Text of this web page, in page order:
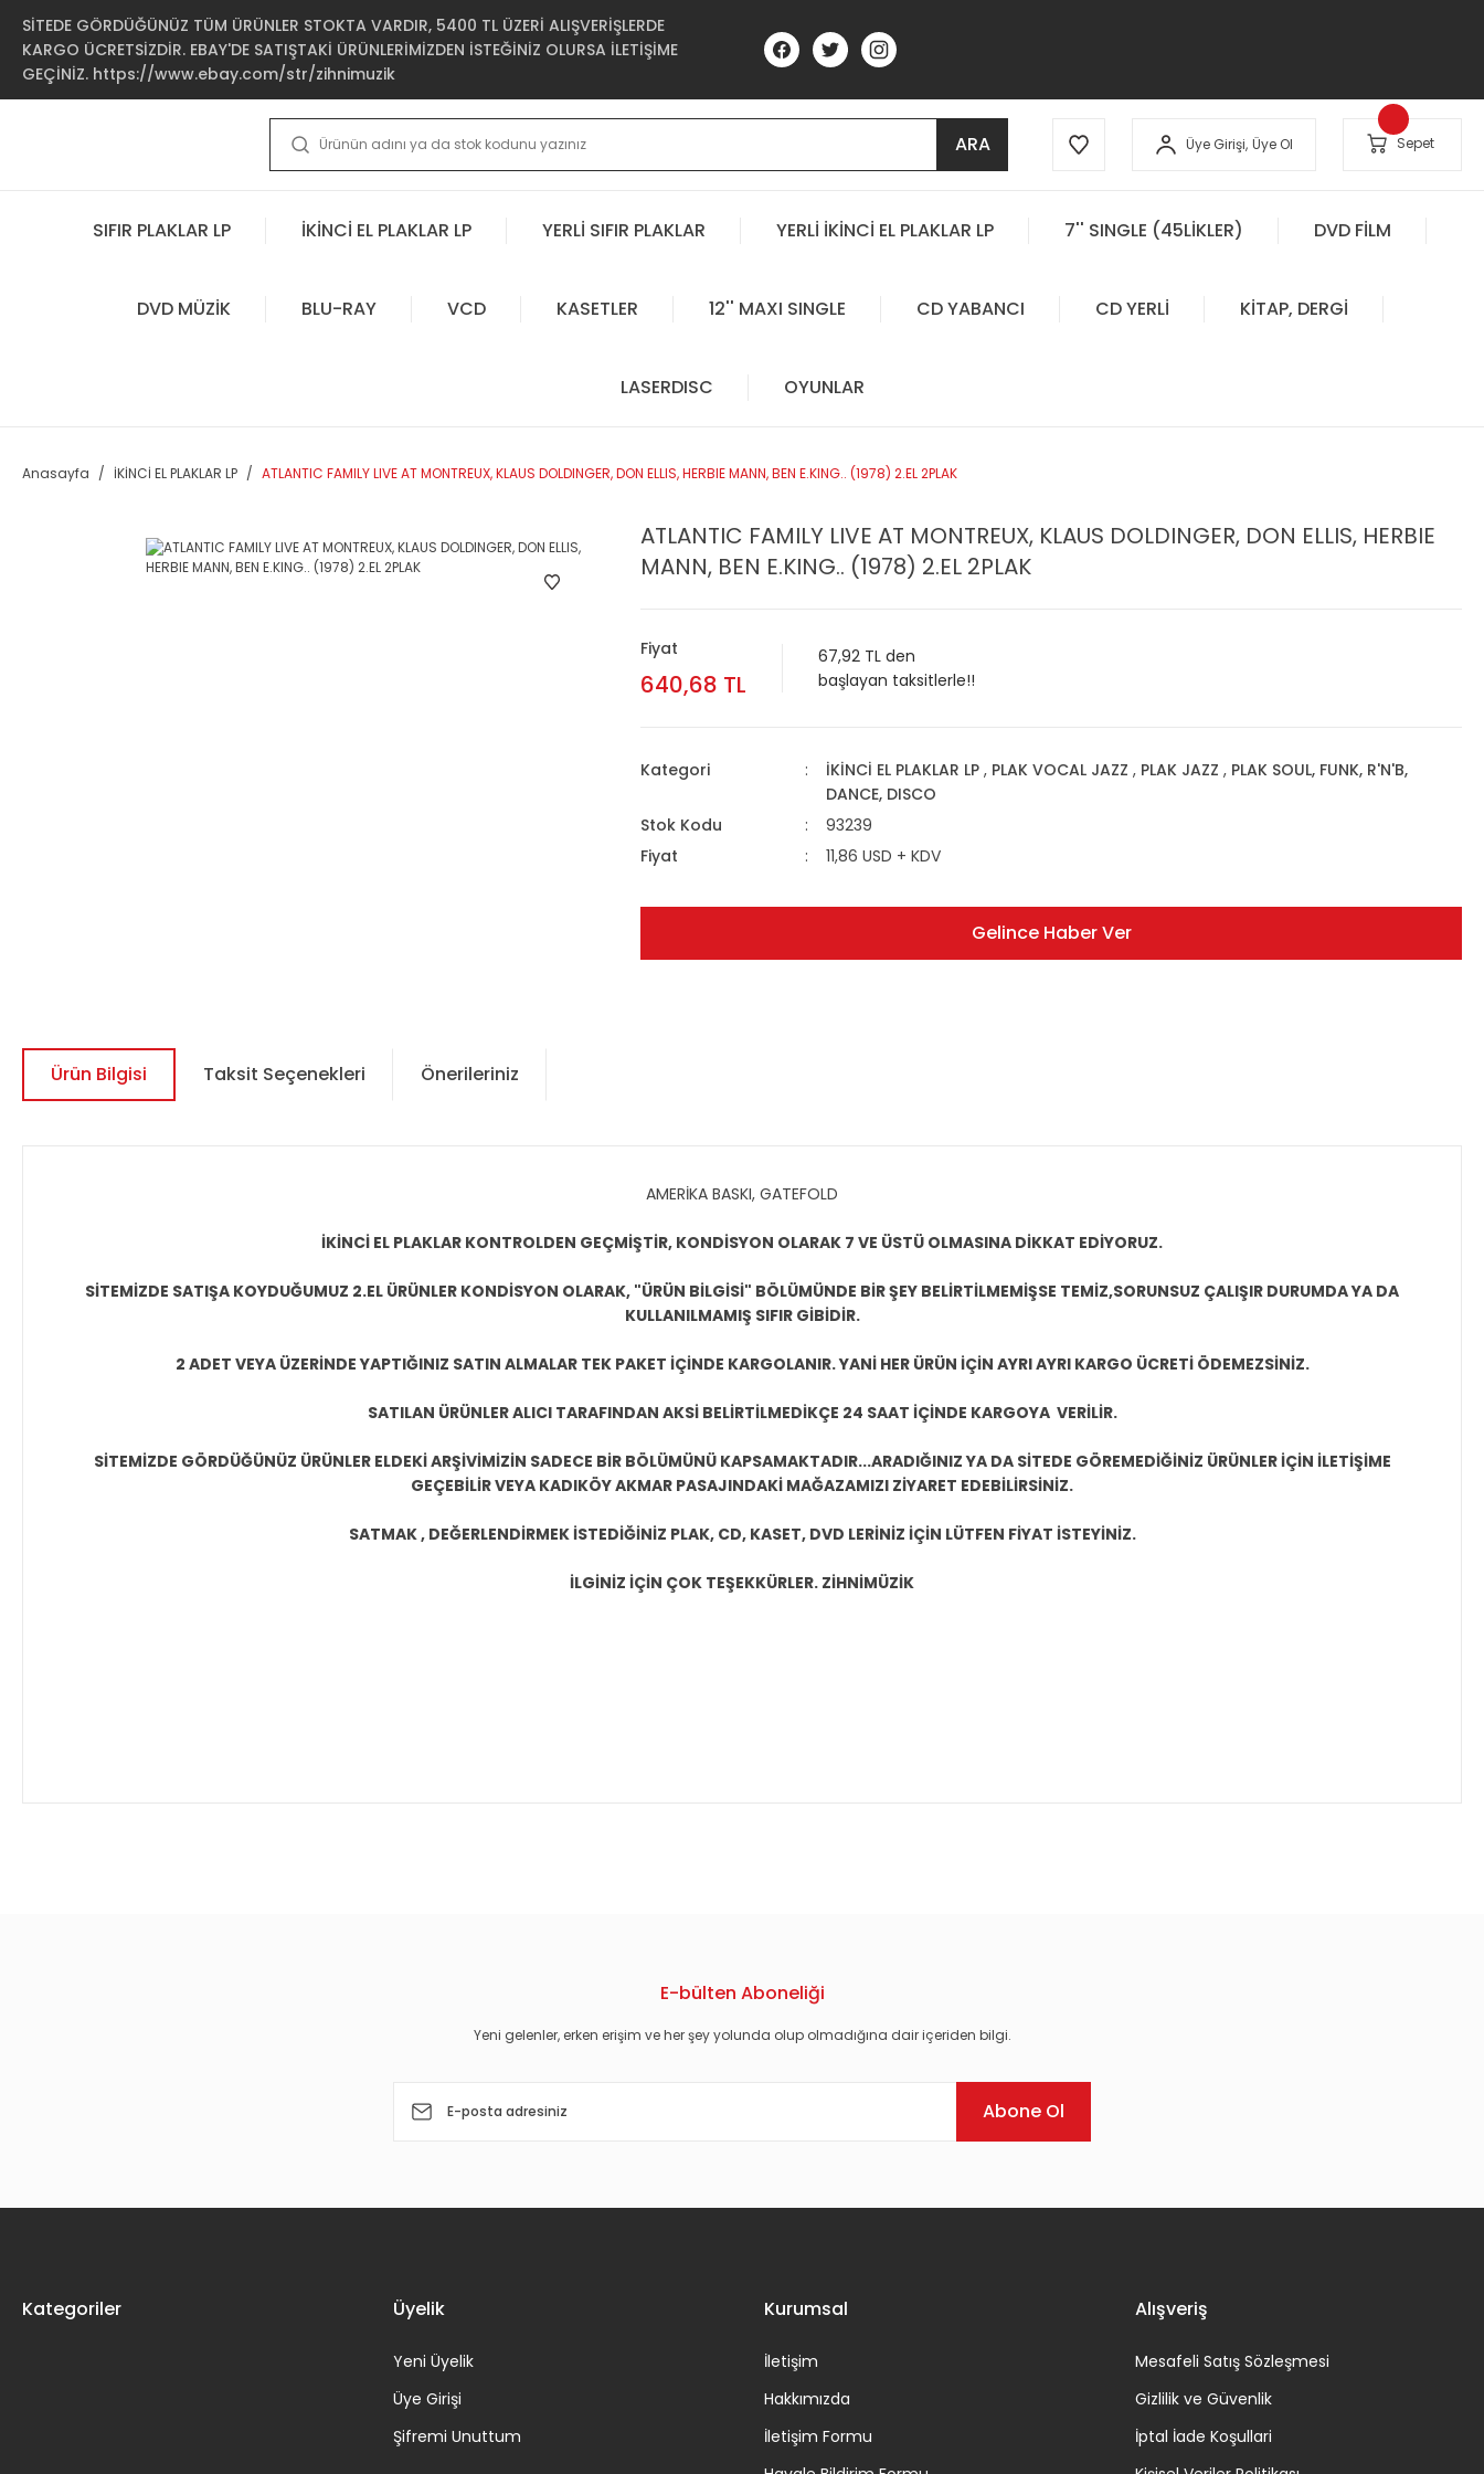
SİTEDE GÖRDÜĞÜNÜZ TÜM ÜRÜNLER STOKTA VARDIR, 5400 TL ÜZERİ ALIŞVERİŞLERDE
KARGO ÜCRETSİZDİR. EBAY'DE SATIŞTAKİ ÜRÜNLERİMİZDEN İSTEĞİNİZ OLURSA İLETİŞİME
GEÇİNİZ. https://www.ebay.com/str/zihnimuzik
ARA Üye Girişi, Üye Ol Sepet
SIFIR PLAKLAR LP İKİNCİ EL PLAKLAR LP YERLİ SIFIR PLAKLAR YERLİ İKİNCİ EL PLAKLAR LP 7'' SINGLE (45LİKLER) DVD FİLM
DVD MÜZİK BLU-RAY VCD KASETLER 12'' MAXI SINGLE CD YABANCI CD YERLİ KİTAP, DERGİ
LASERDISC OYUNLAR
Anasayfa İKİNCİ EL PLAKLAR LP ATLANTIC FAMILY LIVE AT MONTREUX, KLAUS DOLDINGER, DON ELLIS, HERBIE MANN, BEN E.KING.. (1978) 2.EL 2PLAK
ATLANTIC FAMILY LIVE AT MONTREUX, KLAUS DOLDINGER, DON ELLIS, HERBIE
MANN, BEN E.KING.. (1978) 2.EL 2PLAK
Fiyat
640,68 TL
67,92 TL den
başlayan taksitlerle!!
Kategori İKİNCİ EL PLAKLAR LP , PLAK VOCAL JAZZ , PLAK JAZZ , PLAK SOUL, FUNK, R'N'B,
DANCE, DISCO
Stok Kodu
93239
Fiyat
11,86 USD + KDV
Gelince Haber Ver
Ürün Bilgisi Taksit Seçenekleri Önerileriniz
AMERİKA BASKI, GATEFOLD
İKİNCİ EL PLAKLAR KONTROLDEN GEÇMİŞTİR, KONDİSYON OLARAK 7 VE ÜSTÜ OLMASINA DİKKAT EDİYORUZ.
SİTEMİZDE SATIŞA KOYDUĞUMUZ 2.EL ÜRÜNLER KONDİSYON OLARAK, "ÜRÜN BİLGİSİ" BÖLÜMÜNDE BİR ŞEY BELİRTİLMEMİŞSE TEMİZ,SORUNSUZ ÇALIŞIR DURUMDA YA DA
KULLANILMAMIŞ SIFIR GİBİDİR.
2 ADET VEYA ÜZERİNDE YAPTIĞINIZ SATIN ALMALAR TEK PAKET İÇİNDE KARGOLANIR. YANİ HER ÜRÜN İÇİN AYRI AYRI KARGO ÜCRETİ ÖDEMEZSİNİZ.
SATILAN ÜRÜNLER ALICI TARAFINDAN AKSİ BELİRTİLMEDİKÇE 24 SAAT İÇİNDE KARGOYA VERİLİR.
SİTEMİZDE GÖRDÜĞÜNÜZ ÜRÜNLER ELDEKİ ARŞİVİMİZİN SADECE BİR BÖLÜMÜNÜ KAPSAMAKTADIR...ARADIĞINIZ YA DA SİTEDE GÖREMEDİĞİNİZ ÜRÜNLER İÇİN İLETİŞİME
GEÇEBİLİR VEYA KADIKÖY AKMAR PASAJINDAKİ MAĞAZAMIZI ZİYARET EDEBİLİRSİNİZ.
SATMAK , DEĞERLENDİRMEK İSTEDİĞİNİZ PLAK, CD, KASET, DVD LERİNİZ İÇİN LÜTFEN FİYAT İSTEYİNİZ.
İLGİNİZ İÇİN ÇOK TEŞEKKÜRLER. ZİHNİMÜZİK
E-bülten Aboneliği
Yeni gelenler, erken erişim ve her şey yolunda olup olmadığına dair içeriden bilgi.
Abone Ol
Kategoriler Üyelik
Yeni Üyelik
Üye Girişi
Şifremi Unuttum
Kurumsal
İletişim
Hakkımızda
İletişim Formu
Alışveriş
Mesafeli Satış Sözleşmesi
Gizlilik ve Güvenlik
İptal İade Koşullari